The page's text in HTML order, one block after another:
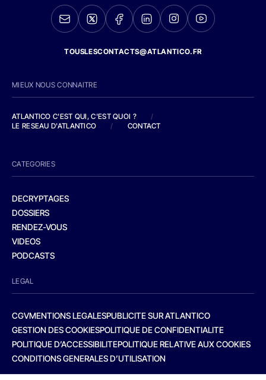
TOUSLESCONTACTS@ATLANTICO.FR
MIEUX NOUS CONNAITRE
ATLANTICO C'EST QUI, C'EST QUOI ?
/
LE RESEAU D'ATLANTICO
/ CONTACT
CATEGORIES
DECRYPTAGES
DOSSIERS
RENDEZ-VOUS
VIDEOS
PODCASTS
LEGAL
CGVMENTIONS LEGALESPUBLICITE SUR ATLANTICO
GESTION DES COOKIESPOLITIQUE DE CONFIDENTIALITE
POLITIQUE D’ACCESSIBILITEPOLITIQUE RELATIVE AUX COOKIES
CONDITIONS GENERALES D’UTILISATION